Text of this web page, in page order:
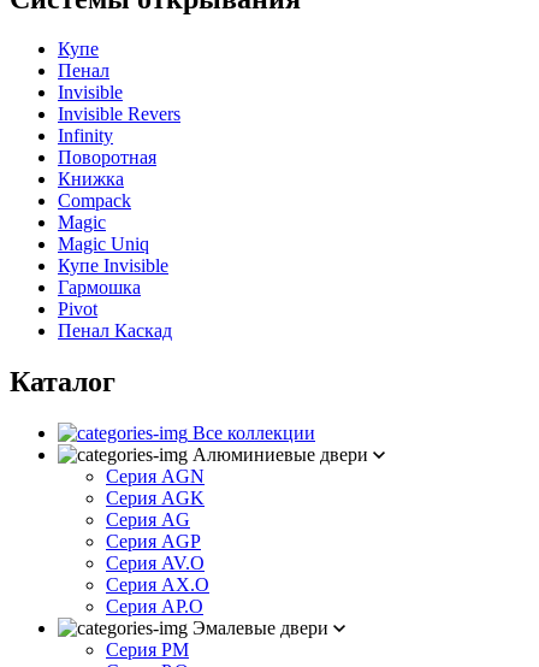
Купе
Пенал
Invisible
Invisible Revers
Infinity
Поворотная
Книжка
Compack
Magic
Magic Uniq
Купе Invisible
Гармошка
Pivot
Пенал Каскад
Каталог
Все коллекции
Алюминиевые двери
Серия AGN
Серия AGK
Серия AG
Серия AGP
Серия AV.O
Серия AX.O
Серия AP.O
Эмалевые двери
Серия PM